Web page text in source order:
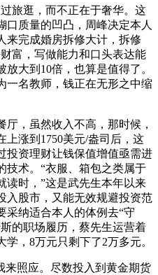
逛，而不正在于奢华。这
口质量的凹凸，周峰决定本人
来完成婚房拆修大计，拆修
富，写做能力和口头表达能
大到10倍，也算是值得了。
一名教师，钱正在无形之中缩
，虽然收入不高，那时候，
上涨到1750美元/盎司后，这
投资理财让钱保值增值亟需进
技术。“衣服、箱包之类属于
读时，”这是武先生本年以来
入股市，又能无效规避投资范
采纳适合本人的体例去“守
的职场履历，蔡先生运营着
，8万元只剩下了2万多元。
照应。尽数投入到黄金期货